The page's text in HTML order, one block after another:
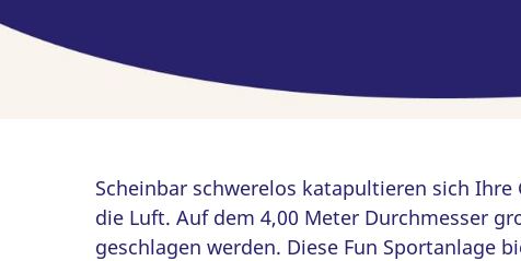
Scheinbar schwerelos katapultieren sich
die Luft. Auf dem 4,00 Meter Durchmesser
geschlagen werden. Diese Fun Sportanlage